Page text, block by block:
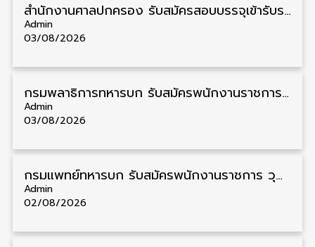
สํานักงานศาลปกครอง รับสมัครสอบบรรจุเข้ารับราชการ วุฒิ ป.ตรี 72 อัตรา รับสมัคร 31 สิงหาคม – 18 กันยายน
Admin
03/08/2026
กรมพลาธิการทหารบก รับสมัครพนักงานราชการ วุฒิ ม.3/ม.6/ปวช. 66 อัตรา รับสมัคร 10 – 17 สิงหาคม
Admin
03/08/2026
กรมแพทย์ทหารบก รับสมัครพนักงานราชการ วุฒิ ม.3/ม.6/ปวช./ปวท./ปวส. 6 อัตรา รับสมัคร 3 – 7 สิงหาคม
Admin
02/08/2026